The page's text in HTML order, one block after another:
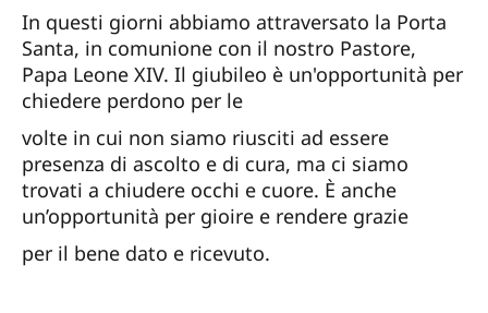
In questi giorni abbiamo attraversato la Porta
Santa, in comunione con il nostro Pastore,
Papa Leone XIV. Il giubileo è un'opportunità per
chiedere perdono per le
volte in cui non siamo riusciti ad essere
presenza di ascolto e di cura, ma ci siamo
trovati a chiudere occhi e cuore. È anche
un’opportunità per gioire e rendere grazie
per il bene dato e ricevuto.